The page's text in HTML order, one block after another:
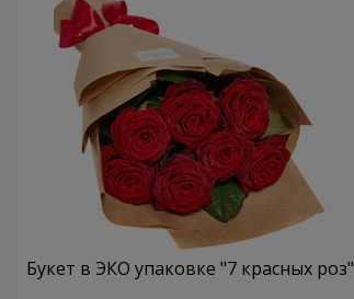
Букет в ЭКО упаковке "7 красных роз"